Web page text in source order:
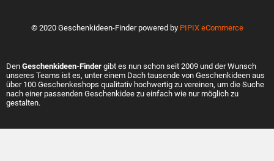
© 2020 Geschenkideen-Finder powered by PIPIX eCommerce
Den Geschenkideen-Finder gibt es nun schon seit 2009 und der Wunsch
unseres Teams ist es, unter einem Dach tausende von Geschenkideen aus
über 100 Geschenkeshops qualitativ hochwertig zu vereinen, um die Suche
nach einer passenden Geschenkidee zu einfach wie nur möglich zu
gestalten.